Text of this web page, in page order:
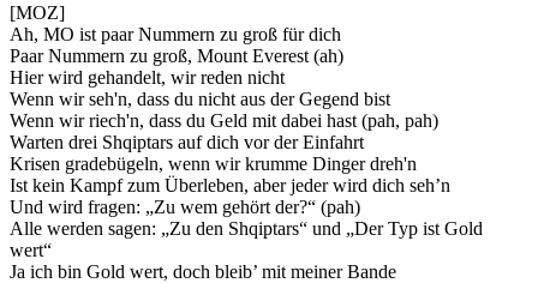
[MOZ]
Ah, MO ist paar Nummern zu groß für dich
Paar Nummern zu groß, Mount Everest (ah)
Hier wird gehandelt, wir reden nicht
Wenn wir seh'n, dass du nicht aus der Gegend bist
Wenn wir riech'n, dass du Geld mit dabei hast (pah, pah)
Warten drei Shqiptars auf dich vor der Einfahrt
Krisen gradebügeln, wenn wir krumme Dinger dreh'n
Ist kein Kampf zum Überleben, aber jeder wird dich seh’n
Und wird fragen: „Zu wem gehört der?“ (pah)
Alle werden sagen: „Zu den Shqiptars“ und „Der Typ ist Gold
wert“
Ja ich bin Gold wert, doch bleib’ mit meiner Bande